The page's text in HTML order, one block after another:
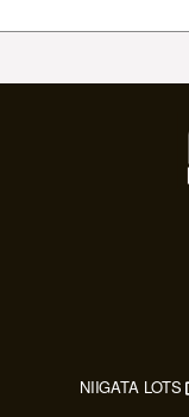
2025年06月
2025年04月
2024年05月NIIGATA LOTS